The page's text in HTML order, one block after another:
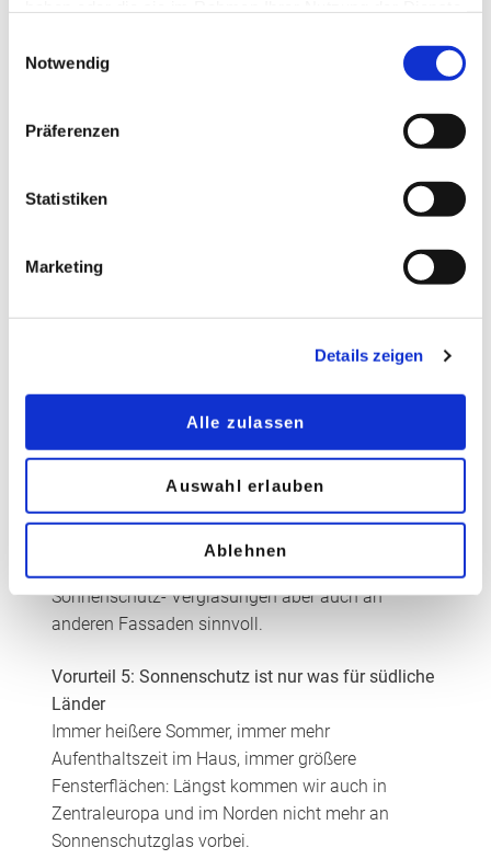
Notwendig
Präferenzen
Statistiken
Marketing
Details zeigen
Alle zulassen
Auswahl erlauben
Ablehnen
Vorurteil 2: Sonnenschutzgläser sind viel zu teuer
Im Gegenteil: Sonnenschutzglas ist eine
Energiehunger von Klimaanlagen deutlich
Vorurteil 3: Sonnenschutzgläser reflektieren zu
Sonnenschutzgläser reflektieren – Wärme. Dafür
moderne Sonnenschutzgläser dagegen kaum
Zwar ist die Sonnenstrahlung tagsüber am
stärksten und ein Hitzeschutz an Südfassaden
daher eine gute Idee. Wegen diffuser Strahlung im
Norden, tiefstehender Sonne im Westen und
Sonnenschutz- Verglasungen aber auch an
anderen Fassaden sinnvoll.
Vorurteil 5: Sonnenschutz ist nur was für südliche
Länder
Immer heißere Sommer, immer mehr
Aufenthaltszeit im Haus, immer größere
Fensterflächen: Längst kommen wir auch in
Zentraleuropa und im Norden nicht mehr an
Sonnenschutzglas vorbei.